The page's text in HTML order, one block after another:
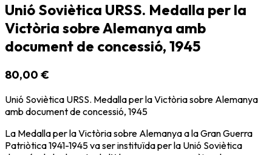
Unió Soviètica URSS. Medalla per la
Victòria sobre Alemanya amb
document de concessió, 1945
80,00 €
Unió Soviètica URSS. Medalla per la Victòria sobre Alemanya
amb document de concessió, 1945
La Medalla per la Victòria sobre Alemanya a la Gran Guerra
Patriòtica 1941-1945 va ser instituïda per la Unió Soviètica